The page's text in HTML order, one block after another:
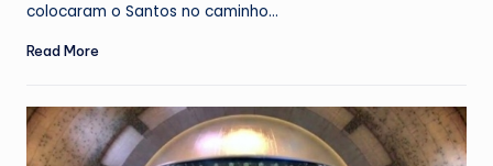
colocaram o Santos no caminho…
Read More